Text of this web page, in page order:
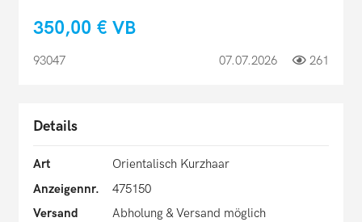
350,00 € VB
93047 07.07.2026 261
Details
Art
Orientalisch Kurzhaar
Anzeigennr.
475150
Versand
Abholung & Versand möglich